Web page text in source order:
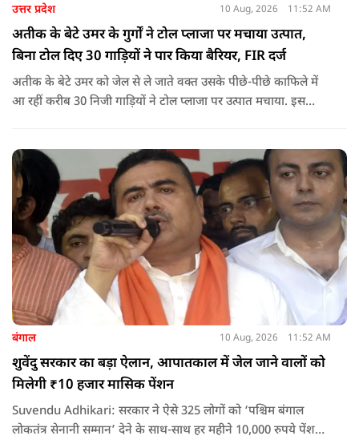
उत्तर प्रदेश 10 Aug, 2026 11:52 AM
अतीक के बेटे उमर के गुर्गों ने टोल प्लाजा पर मचाया उत्पात,
बिना टोल दिए 30 गाड़ियों ने पार किया बैरियर, FIR दर्ज
अतीक के बेटे उमर को जेल से ले जाते वक्त उसके पीछे-पीछे काफिले में
आ रहीं करीब 30 निजी गाड़ियों ने टोल प्लाजा पर उत्पात मचाया. इस
बंगाल 10 Aug, 2026 11:52 AM
शुवेंदु सरकार का बड़ा ऐलान, आपातकाल में जेल जाने वालों को
मिलेगी ₹10 हजार मासिक पेंशन
Suvendu Adhikari: सरकार ने ऐसे 325 लोगों को ‘पश्चिम बंगाल
लोकतंत्र सेनानी सम्मान’ देने के साथ-साथ हर महीने 10,000 रुपये पेंशन